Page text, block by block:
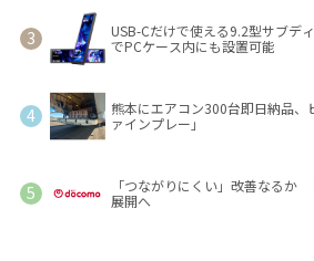
USB-Cだけで使える9.2型サブデ
でPCケース内にも設置可能
熊本にエアコン300台即日納品、
ァインプレー」
「つながりにくい」改善なるか
展開へ